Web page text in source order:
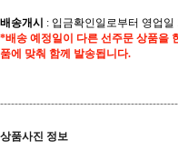
배송개시 : 입금확인일로부터 영업일
*배송 예정일이 다른 선주문 상품을
품에 맞춰 함께 발송됩니다.
상품사진 정보